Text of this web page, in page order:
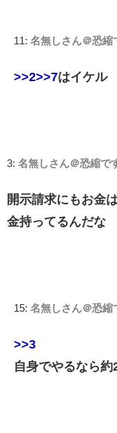
11: 名無しさん＠恐縮
>>2>>7はイケル
3: 名無しさん＠恐縮で
開示請求にもお金
金持ってるんだな
15: 名無しさん＠恐縮
>>3
自身でやるなら約